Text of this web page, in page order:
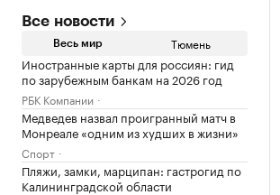
Все новости
Весь мир Тюмень
Иностранные карты для россиян: гид
по зарубежным банкам на 2026 год
РБК Компании
Медведев назвал проигранный матч в
Монреале «одним из худших в жизни»
Спорт
Пляжи, замки, марципан: гастрогид по
Калининградской области